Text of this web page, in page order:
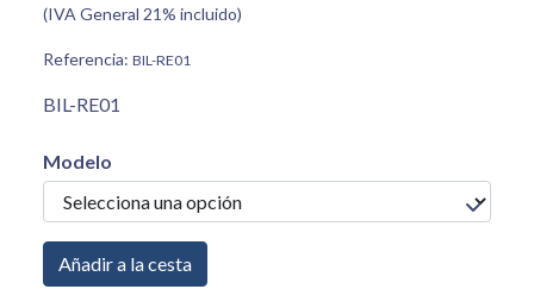
(IVA General 21% incluido)
Referencia: BIL-RE01
BIL-RE01
Modelo
Añadir a la cesta